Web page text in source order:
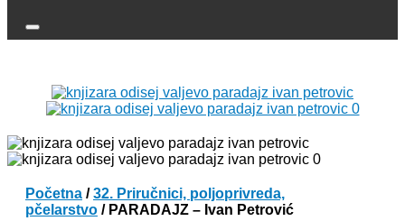
Početna /32. Priručnici, poljoprivreda,
pčelarstvo / PARADAJZ – Ivan Petrović